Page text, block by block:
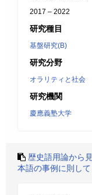
2017 – 2022
研究種目
基盤研究(B)
研究分野
オラリティと社会
研究機関
慶應義塾大学
歴史語用論から
本語の事例に則して